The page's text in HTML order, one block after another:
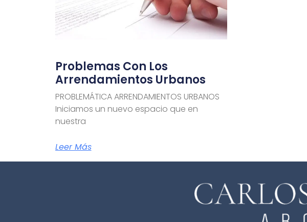
Problemas Con Los
Arrendamientos Urbanos
PROBLEMÁTICA ARRENDAMIENTOS URBANOS
Iniciamos un nuevo espacio que en
nuestra
Leer Más